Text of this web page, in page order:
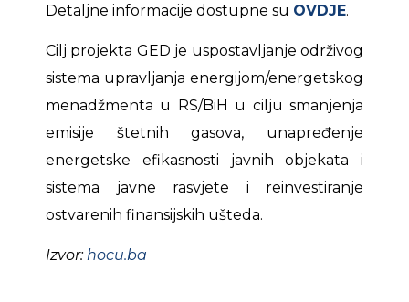
Detaljne informacije dostupne su OVDJE.
Cilj projekta GED je uspostavljanje održivog
sistema upravljanja energijom/energetskog
menadžmenta u RS/BiH u cilju smanjenja
emisije štetnih gasova, unapređenje
energetske efikasnosti javnih objekata i
sistema javne rasvjete i reinvestiranje
ostvarenih finansijskih ušteda.
Izvor:hocu.ba